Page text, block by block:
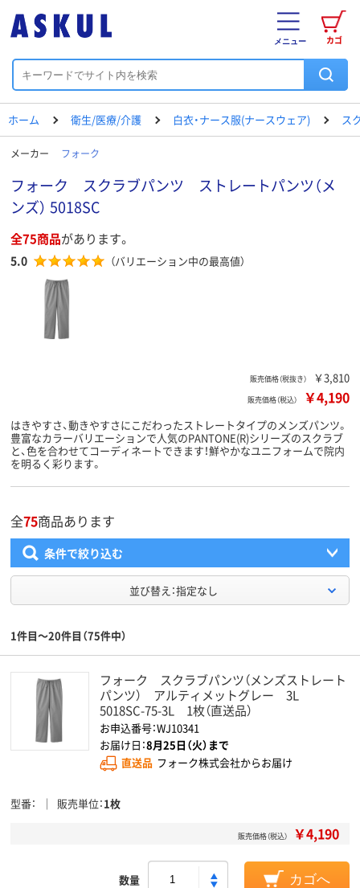
カゴ
メニュー
ホーム 衛生/医療/介護 白衣・ナース服(ナースウェア) ス
メーカー フォーク
フォーク スクラブパンツ ストレートパンツ（メ
ンズ） 5018SC
全75商品があります。
5.0 （バリエーション中の最高値）
販売価格（税抜き） ￥3,810
販売価格（税込） ￥4,190
はきやすさ、動きやすさにこだわったストレートタイプのメンズパンツ。
豊富なカラーバリエーションで人気のPANTONE(R)シリーズのスクラブ
と、色を合わせてコーディネートできます！鮮やかなユニフォームで院内
を明るく彩ります。
全75商品あります
条件で絞り込む
並び替え：指定なし
1件目～20件目（75件中）
フォーク スクラブパンツ（メンズストレート
パンツ） アルティメットグレー 3L
5018SC-75-3L 1枚（直送品）
お申込番号：WJ10341
お届け日：8月25日（火）まで
直送品 フォーク株式会社からお届け
型番 販売単位 1枚
販売価格（税込） ￥4,190
数量 カゴへ